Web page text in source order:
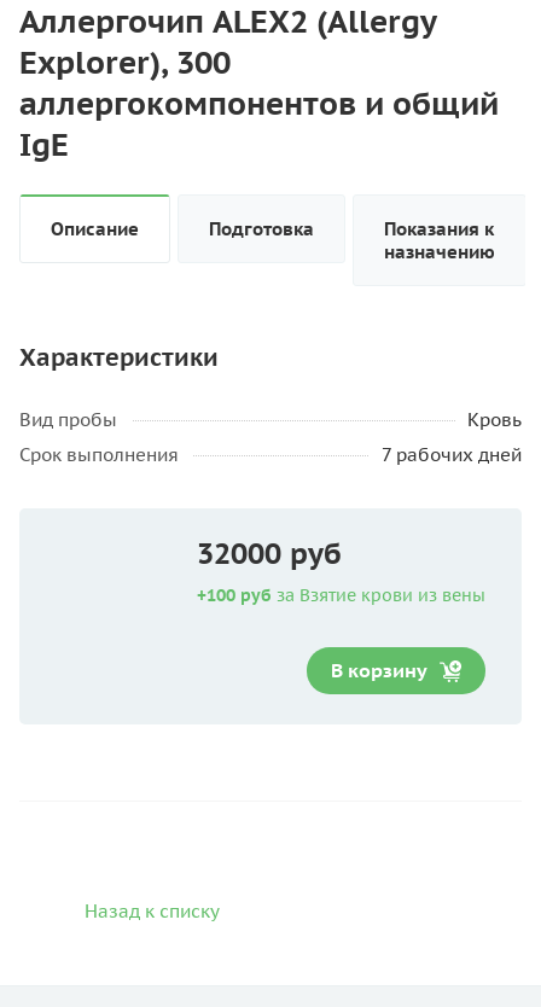
Аллергочип ALEX2 (Allergy
Explorer), 300
аллергокомпонентов и общий
IgE
Описание Подготовка
Показания к
назначению
Характеристики
Вид пробы
Кровь
Срок выполнения
7 рабочих дней
32000 руб
+100 руб за Взятие крови из вены
В корзину
Назад к списку